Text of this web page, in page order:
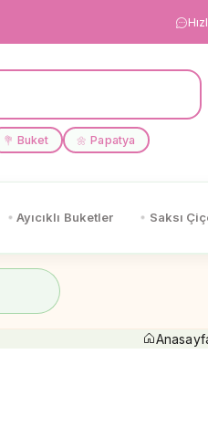
💐 Buket 🌼 Papatya
Ayıcıklı Buketler Saksı